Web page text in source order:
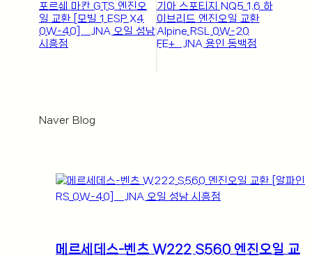
포르쉐 마칸 GTS 엔진오
일 교환 [모빌 1 ESP X4
0W-40] _ JNA 오일 성남
시흥점
기아 스포티지 NQ5 1.6 하
이브리드 엔진오일 교환
Alpine RSL 0W-20
FE+_ JNA 용인 동백점
Naver Blogㅤ
메르세데스-벤츠 W222 S560 엔진오일 교